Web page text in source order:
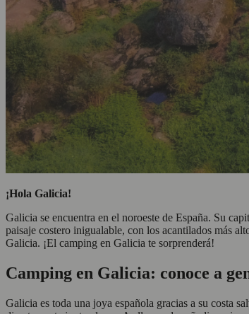
¡Hola Galicia!
Galicia se encuentra en el noroeste de España. Su
paisaje costero inigualable, con los acantilados más
Galicia. ¡El camping en Galicia te sorprenderá!
Camping en Galicia: conoce a
Galicia es toda una joya española gracias a su costa